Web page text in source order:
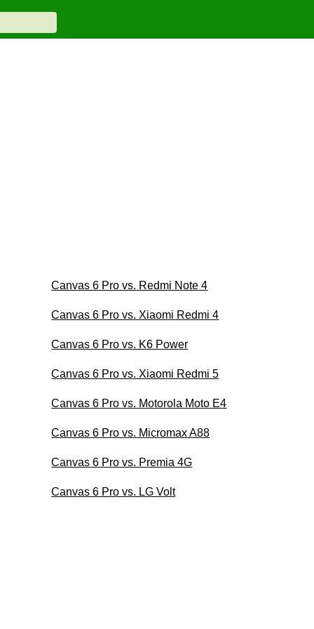
Canvas 6 Pro vs. Redmi Note 4
Canvas 6 Pro vs. Xiaomi Redmi 4
Canvas 6 Pro vs. K6 Power
Canvas 6 Pro vs. Xiaomi Redmi 5
Canvas 6 Pro vs. Motorola Moto E4
Canvas 6 Pro vs. Micromax A88
Canvas 6 Pro vs. Premia 4G
Canvas 6 Pro vs. LG Volt